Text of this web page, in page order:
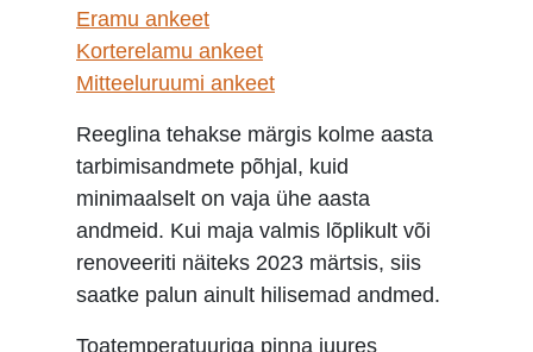
Eramu ankeet
Korterelamu ankeet
Mitteeluruumi ankeet
Reeglina tehakse märgis kolme aasta
tarbimisandmete põhjal, kuid
minimaalselt on vaja ühe aasta
andmeid. Kui maja valmis lõplikult või
renoveeriti näiteks 2023 märtsis, siis
saatke palun ainult hilisemad andmed.
Toatemperatuuriga pinna juures